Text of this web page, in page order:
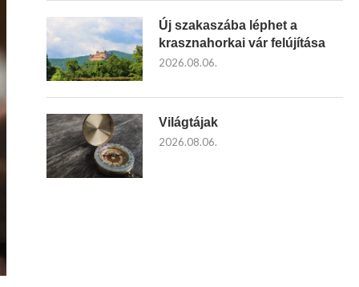
Új szakaszába léphet a
krasznahorkai vár felújítása
2026.08.06.
Világtájak
2026.08.06.